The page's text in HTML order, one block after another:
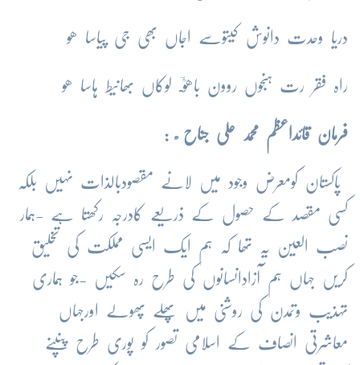
دریا وحدت دانوش کیتوسے اجاں بھی جی پیاسا ھو
راہ فقر رت ہنجوں روون باھوؒـؔ لوکاں بھانیط ہاسا ھو
فرمان قائداعظم محمد علی جناح ؒ :
پاکستان کومعرض وجود میں لانے مقصودبالذات نہیں بلکہ
کسی مقصد کے حصول کے ذریعے کادرجہ رکھتا ہے -ہمار
نصب العین یہ تھا کہ ہم ایک ایسی مملکت کی تخلیق
کریں جہاں ہم آزادانسانوں کی طرح رہ سکیں -جو ہماری
تہذیب وتمدن کی روشنی میں پھلے پھولے اورجہاں
معاشرتی انصاف کے اسلامی تصور کو پوری طرح پنپنے